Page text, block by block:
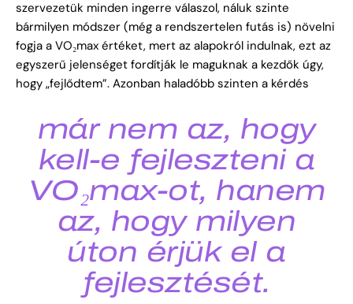
szervezetük minden ingerre válaszol, náluk szinte
bármilyen módszer (még a rendszertelen futás is) növelni
fogja a VO₂max értéket, mert az alapokról indulnak, ezt az
egyszerű jelenséget fordítják le maguknak a kezdők úgy,
hogy „fejlődtem”. Azonban haladóbb szinten a kérdés
már nem az, hogy
kell-e fejleszteni a
VO₂max-ot, hanem
az, hogy milyen
úton érjük el a
fejlesztését.